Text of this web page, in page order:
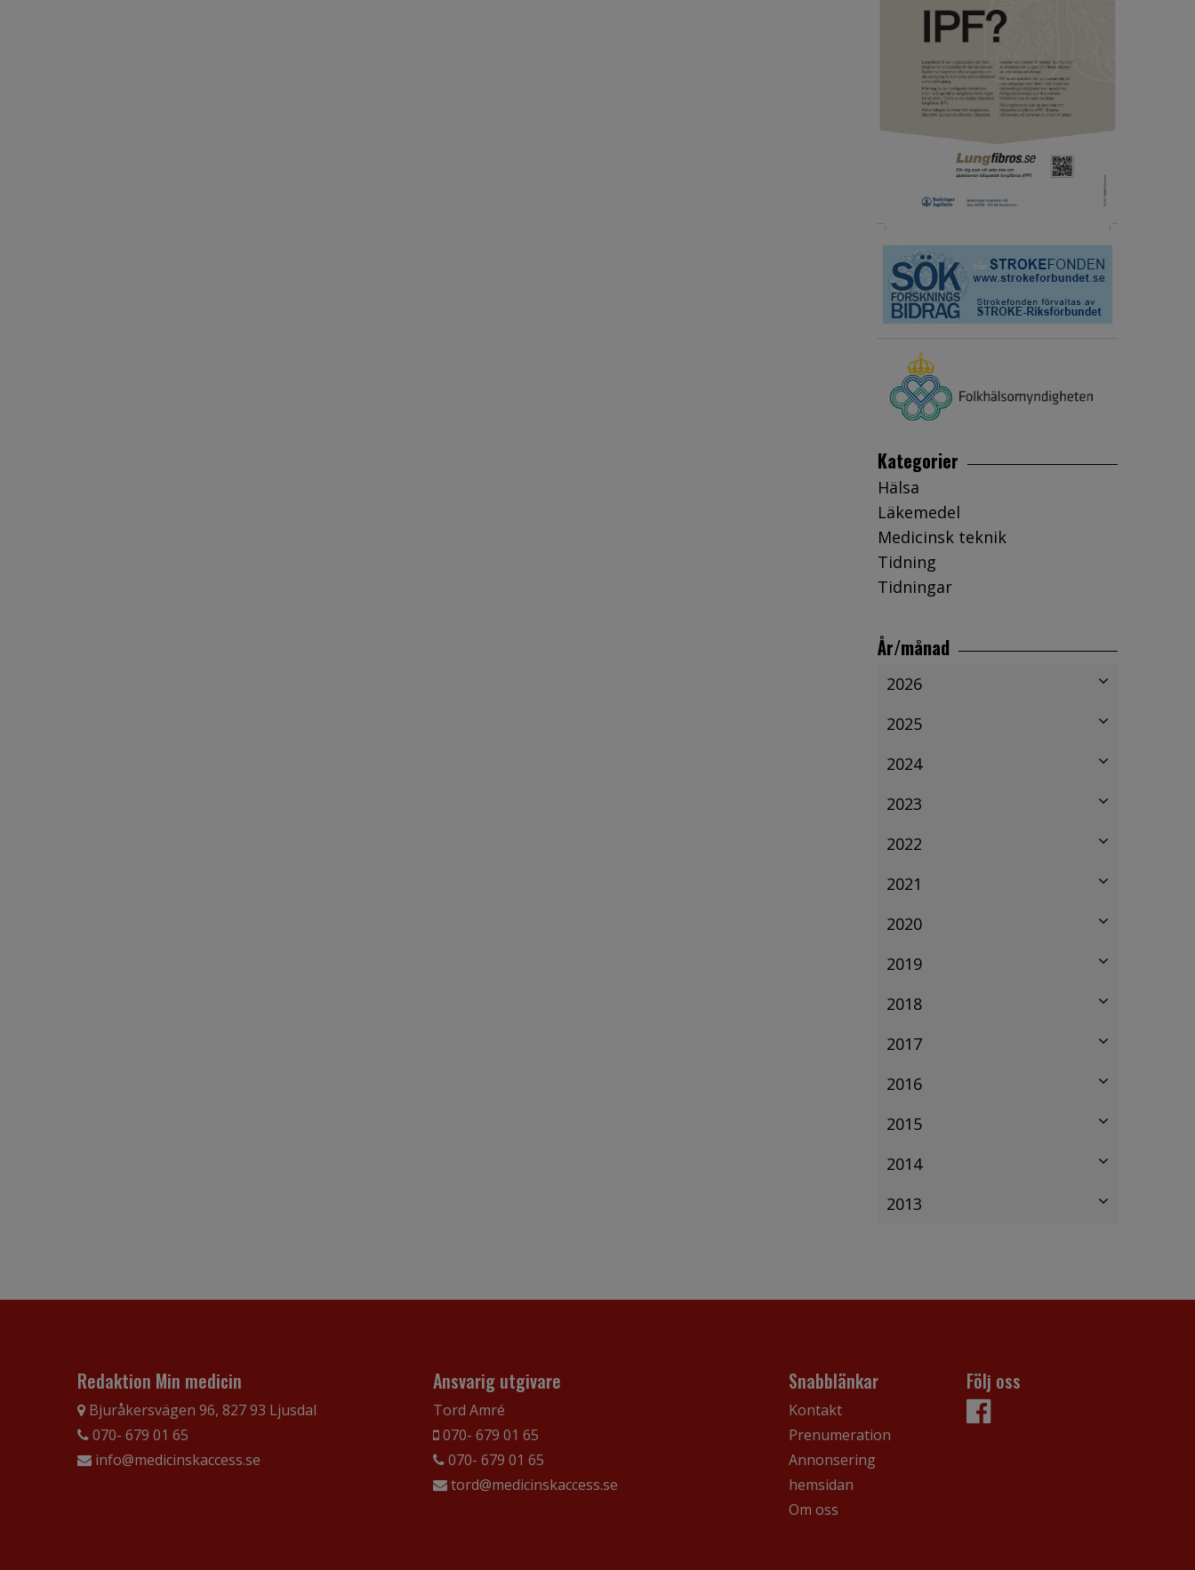
Kategorier
Hälsa
Läkemedel
Medicinsk teknik
Tidning
Tidningar
År/månad
2026
2025
2024
2023
2022
2021
2020
2019
2018
2017
2016
2015
2014
2013
Redaktion Min medicin
Bjuråkersvägen 96, 827 93 Ljusdal
070- 679 01 65
info@medicinskaccess.se
Ansvarig utgivare
Tord Amré
070- 679 01 65
070- 679 01 65
tord@medicinskaccess.se
Snabblänkar
Kontakt
Prenumeration
Annonsering
hemsidan
Om oss
Följ oss